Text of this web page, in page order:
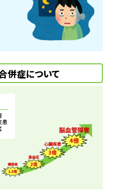
併症について
患